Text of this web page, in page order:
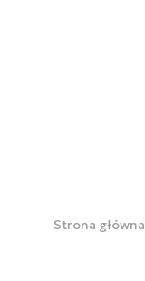
Strona główna